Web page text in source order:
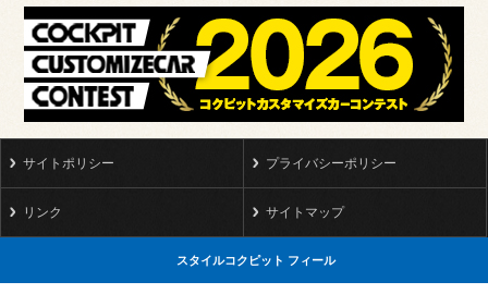
サイトポリシー プライバシーポリシー
リンク サイトマップ
スタイルコクピット フィール